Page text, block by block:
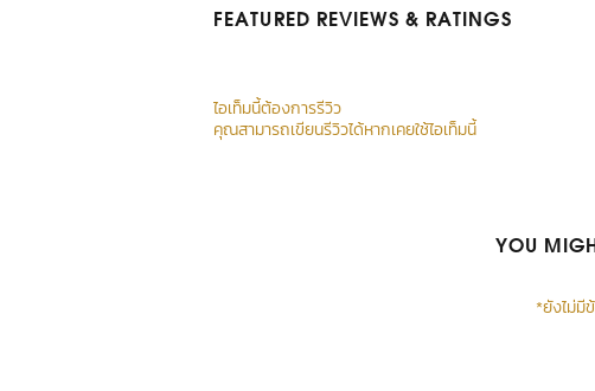
FEATURED REVIEWS & RATINGS
ไอเท็มนี้ต้องการรีวิว
คุณสามารถเขียนรีวิวได้หากเคยใช้ไอเท็มนี้
YOU
*ยังไม่มี